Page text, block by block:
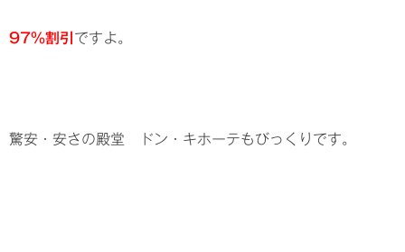
97%割引 ですよ。
驚安・安さの殿堂 ドン・キホーテもびっくりです。